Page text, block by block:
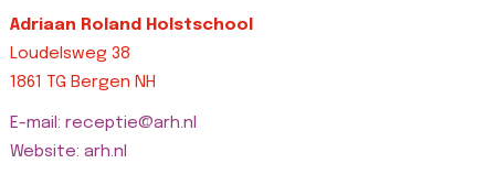
Adriaan Roland Holstschool
Loudelsweg 38
1861 TG Bergen NH
E-mail: receptie@arh.nl
Website: arh.nl